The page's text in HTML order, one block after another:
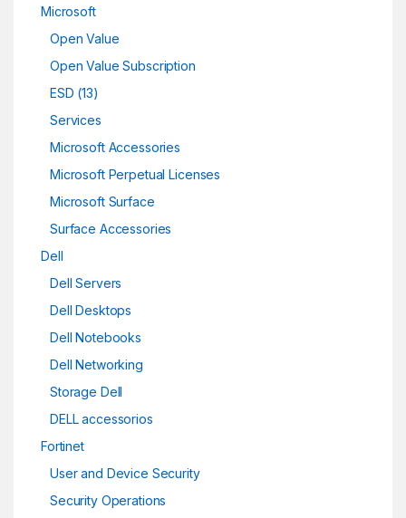
Microsoft
Open Value
Open Value Subscription
ESD (13)
Services
Microsoft Accessories
Microsoft Perpetual Licenses
Microsoft Surface
Surface Accessories
Dell
Dell Servers
Dell Desktops
Dell Notebooks
Dell Networking
Storage Dell
DELL accessorios
Fortinet
User and Device Security
Security Operations